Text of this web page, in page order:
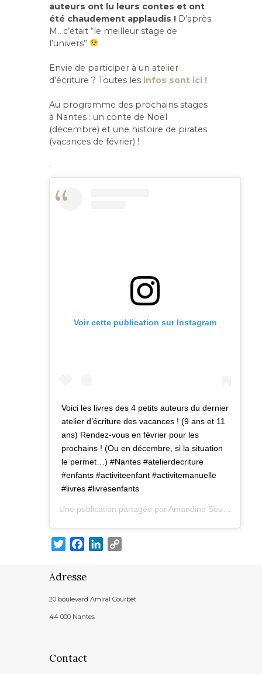
auteurs ont lu leurs contes et ont
été chaudement applaudis ! D’après
M., c’était “le meilleur stage de
l’univers”
Envie de participer à un atelier
d’écriture ? Toutes les infos sont ici !
Au programme des prochains stages
à Nantes : un conte de Noël
(décembre) et une histoire de pirates
(vacances de février) !
.
Voir cette publication sur Instagram
Voici les livres des 4 petits auteurs du dernier
atelier d’écriture des vacances ! (9 ans et 11
ans) Rendez-vous en février pour les
prochains ! (Ou en décembre, si la situation
le permet…) #Nantes #atelierdecriture
#enfants #activiteenfant #activitemanuelle
#livres #livresenfants
Une publication partagée par Amandine Sourisse – eulexis.fr
t
e
b
o
e
L
Adresse
20 boulevard Amiral Courbet
44 000 Nantes
Contact